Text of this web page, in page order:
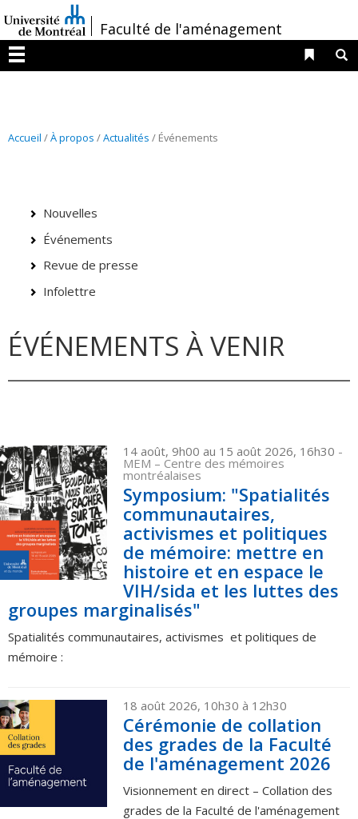
au
contenu
/Faculté de l'aménagement
Menu
Liens
Accueil /À propos /Actualités / Événements
Nouvelles
Événements
Revue de presse
Infolettre
ÉVÉNEMENTS À VENIR
14 août, 9h00 au 15 août 2026, 16h30 -
MEM – Centre des mémoires
montréalaises
Symposium: "Spatialités
communautaires,
activismes et politiques
de mémoire: mettre en
histoire et en espace le
VIH/sida et les luttes des
groupes marginalisés"
Spatialités communautaires, activismes et politiques de
mémoire :
18 août 2026, 10h30 à 12h30
Cérémonie de collation
des grades de la Faculté
de l'aménagement 2026
Visionnement en direct – Collation des
grades de la Faculté de l'aménagement